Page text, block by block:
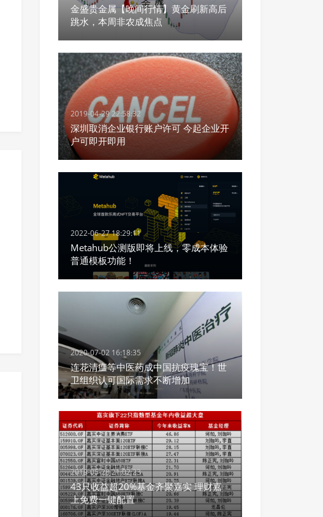
金盛贵金属【晚间行情】黄金刷新高后
跳水，本周非农成焦点
2019-04-29 22:58:32
深圳取消企业银行账户许可 今起企业开
户可即开即用
2022-06-27 18:29:11
Metahub公测版即将上线，零成本体验
普通模板功能！
2020-07-02 16:18:35
连花清瘟等中医药成中国抗疫瑰宝！世
卫组织认可国际需求不断增加
2019-05-28 21:02:23
43只收益超20%基金齐聚嘉实 理财嘉
上免费一键配置